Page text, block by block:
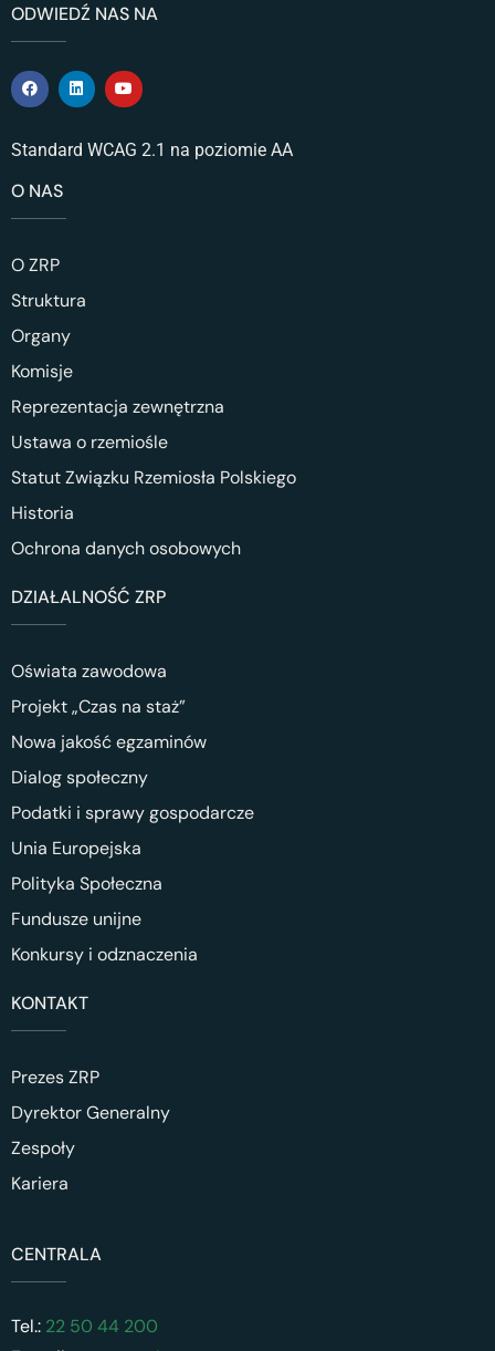
ODWIEDŹ NAS NA
Standard WCAG 2.1 na poziomie AA
O NAS
O ZRP
Struktura
Organy
Komisje
Reprezentacja zewnętrzna
Ustawa o rzemiośle
Statut Związku Rzemiosła Polskiego
Historia
Ochrona danych osobowych
DZIAŁALNOŚĆ ZRP
Oświata zawodowa
Projekt „Czas na staż”
Nowa jakość egzaminów
Dialog społeczny
Podatki i sprawy gospodarcze
Unia Europejska
Polityka Społeczna
Fundusze unijne
Konkursy i odznaczenia
KONTAKT
Prezes ZRP
Dyrektor Generalny
Zespoły
Kariera
CENTRALA
Tel.: 22 50 44 200